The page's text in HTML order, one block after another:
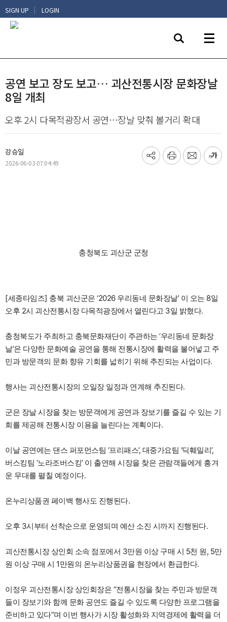
SIGN UP | LOGIN
공연 보고 장도 보고… 괴산전통시장 문화장날
8일 개최
오후 2시 다목적광장서 공연…장날 맞춰 볼거리 확대
강승일
2026-06-03 07:04:49
기
프
메
글
충청북도 괴산군 군청
[세종타임즈] 충북 괴산군은 ‘2026 우리동네 문화장날’ 이 오는 8일
오후 2시 괴산전통시장 다목적광장에서 열린다고 3일 밝혔다.
충청북도가 주최하고 충북문화재단이 주관하는 ‘우리동네 문화장
날’은 다양한 문화예술 공연을 통해 전통시장에 활력을 불어넣고 주
민과 방문객의 문화 향유 기회를 넓히기 위해 추진되는 사업이다.
행사는 괴산전통시장의 오일장 일정과 연계해 추진된다.
군은 장날 시장을 찾는 방문객에게 공연과 장보기를 즐길 수 있는 기
회를 제공해 전통시장 이용을 늘린다는 계획이다.
이날 공연에는 댄스 퍼포먼스팀 ‘프리패스’, 대중가요팀 ‘딕훼밀리’,
버스킹팀 ‘노라조버스킹’ 이 출연해 시장을 찾은 관람객들에게 흥겨
운 무대를 펼칠 예정이다.
온누리상품권 페이백 행사도 진행된다.
오후 3시부터 선착순으로 운영되며 예산 소진 시까지 진행된다.
괴산전통시장 상인회 소속 점포에서 3만원 이상 구매 시 5천 원, 5만
원 이상 구매 시 1만원의 온누리상품권을 현장에서 환급한다.
이정우 괴산전통시장 상인회장은 “전통시장을 찾는 주민과 방문객
들이 장보기와 함께 문화 공연도 즐길 수 있도록 다양한 프로그램을
준비하고 있다”며 이번 행사가 시장 활성화와 지역경제에 활력을 더